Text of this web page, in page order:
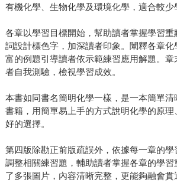
有機化學、生物化學及環境化學，適合較少
各章以學習目標開始，幫助讀者掌握學習重
詞設計標色字，加深讀者印象。闡釋各章
富的例題引導讀者依示範練習應用解題。
者自我測驗，檢視學習成效。
本書如同書名簡明化學一樣，是一本簡單
書籍，用簡單易上手的方式說明化學的原
好的選擇。
第四版除勘正前版疏誤外，依據每一章的學
調整相關練習題，輔助讀者掌握各章的學
了多張圖片，內容清晰完整，更能夠融會貫